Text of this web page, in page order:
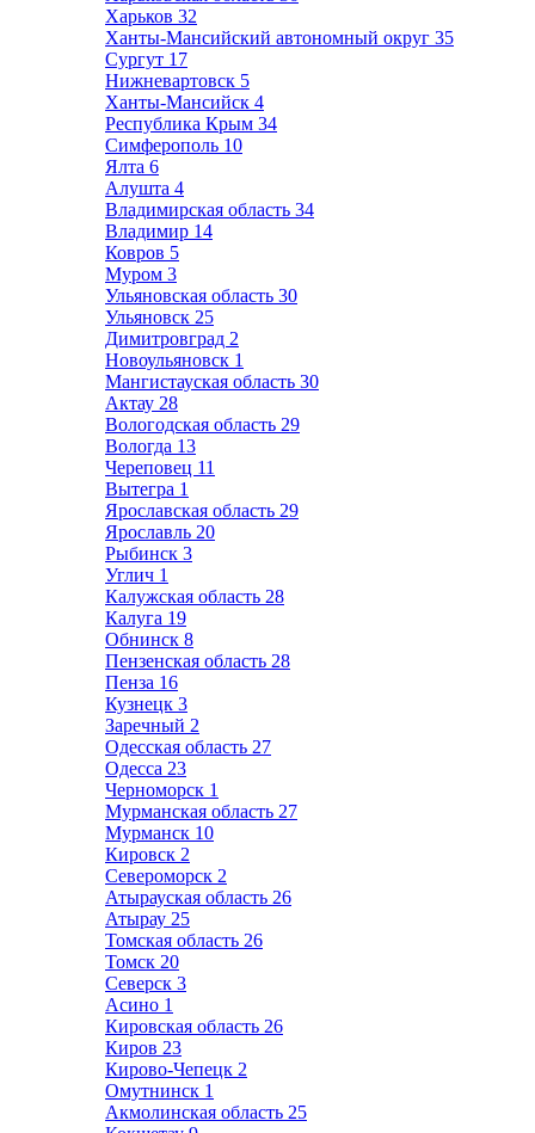
Харьков 32
Ханты-Мансийский автономный округ 35
Сургут 17
Нижневартовск 5
Ханты-Мансийск 4
Республика Крым 34
Симферополь 10
Ялта 6
Алушта 4
Владимирская область 34
Владимир 14
Ковров 5
Муром 3
Ульяновская область 30
Ульяновск 25
Димитровград 2
Новоульяновск 1
Мангистауская область 30
Актау 28
Вологодская область 29
Вологда 13
Череповец 11
Вытегра 1
Ярославская область 29
Ярославль 20
Рыбинск 3
Углич 1
Калужская область 28
Калуга 19
Обнинск 8
Пензенская область 28
Пенза 16
Кузнецк 3
Заречный 2
Одесская область 27
Одесса 23
Черноморск 1
Мурманская область 27
Мурманск 10
Кировск 2
Североморск 2
Атырауская область 26
Атырау 25
Томская область 26
Томск 20
Северск 3
Асино 1
Кировская область 26
Киров 23
Кирово-Чепецк 2
Омутнинск 1
Акмолинская область 25